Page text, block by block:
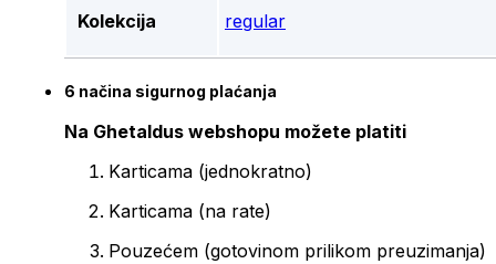
Kolekcija regular
6 načina sigurnog plaćanja
Na Ghetaldus webshopu možete platiti
Karticama (jednokratno)
Karticama (na rate)
Pouzećem (gotovinom prilikom preuzimanja)